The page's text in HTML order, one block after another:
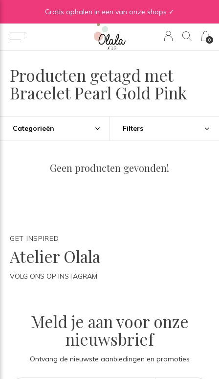
0
Gratis ophalen in een van onze shops ✓
Producten getagd met
Bracelet Pearl Gold Pink
Categorieën Filters
Geen producten gevonden!
GET INSPIRED
Atelier Olala
VOLG ONS OP INSTAGRAM
Meld je aan voor onze
nieuwsbrief
Ontvang de nieuwste aanbiedingen en promoties